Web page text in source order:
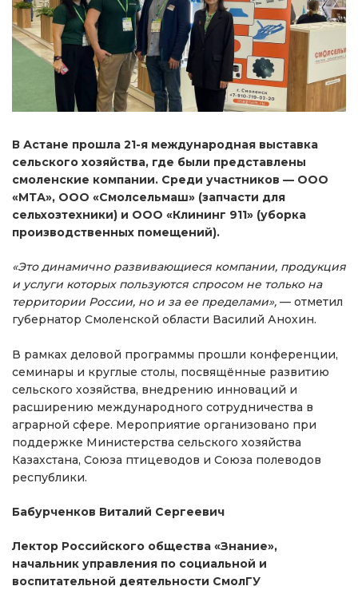
В Астане прошла 21-я международная выставка
сельского хозяйства, где были представлены
смоленские компании. Среди участников — ООО
«МТА», ООО «Смолсельмаш» (запчасти для
сельхозтехники) и ООО «Клининг 911» (уборка
производственных помещений).
«Это динамично развивающиеся компании, продукция
и услуги которых пользуются спросом не только на
территории России, но и за ее пределами», — отметил
губернатор Смоленской области Василий Анохин.
В рамках деловой программы прошли конференции,
семинары и круглые столы, посвящённые развитию
сельского хозяйства, внедрению инноваций и
расширению международного сотрудничества в
аграрной сфере. Мероприятие организовано при
поддержке Министерства сельского хозяйства
Казахстана, Союза птицеводов и Союза полеводов
республики.
Бабурченков Виталий Сергеевич
Лектор Российского общества «Знание»,
начальник управления по социальной и
воспитательной деятельности СмолГУ